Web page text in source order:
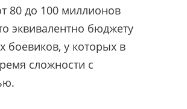
80 до 100 миллионов
эквивалентно бюджету
боевиков, у которых в
сложности с